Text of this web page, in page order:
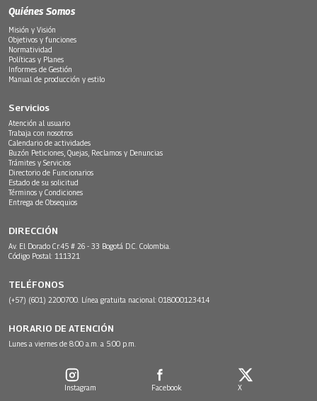
Quiénes Somos
Misión y Visión
Objetivos y funciones
Normatividad
Políticas y Planes
Informes de Gestión
Manual de producción y estilo
Servicios
Atención al usuario
Trabaja con nosotros
Calendario de actividades
Buzón Peticiones, Quejas, Reclamos y Denuncias
Trámites y Servicios
Directorio de Funcionarios
Estado de su solicitud
Términos y Condiciones
Entrega de Obsequios
DIRECCIÓN
Av. El Dorado Cr.45 # 26 - 33 Bogotá D.C. Colombia.
Código Postal: 111321
TELÉFONOS
(+57) (601) 2200700. Línea gratuita nacional: 018000123414
HORARIO DE ATENCIÓN
Lunes a viernes de 8:00 a.m. a 5:00 p.m.
Instagram Facebook X